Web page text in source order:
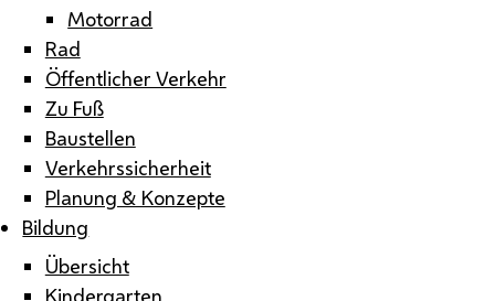
Motorrad
Rad
Öffentlicher Verkehr
Zu Fuß
Baustellen
Verkehrssicherheit
Planung & Konzepte
Bildung
Übersicht
Kindergarten